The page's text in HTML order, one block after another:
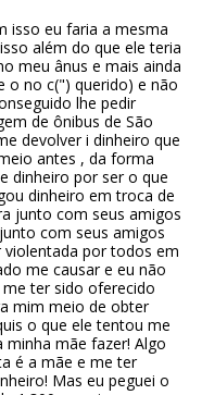
isso eu faria a mesma
além do que ele teria
meu ânus e mais ainda
o no c(") querido) e não
lhe pedir
de ônibus de São
devolver i dinheiro que
antes , da forma
dinheiro por ser o que
dinheiro em troca de
junto com seus amigos
com seus amigos
por todos em
me causar e eu não
ter sido oferecido
mim meio de obter
o que ele tentou me
mãe fazer! Algo
é a mãe e me ter
Mas eu peguei o